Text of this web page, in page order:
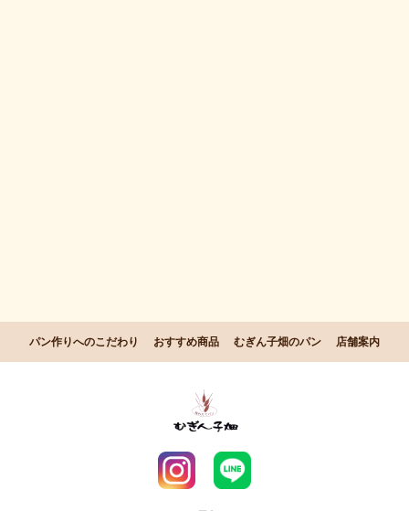
パン作りへのこだわり おすすめ商品 むぎん子畑のパン 店舗案内